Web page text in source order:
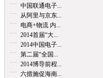
中国联通电子...
从阿里与京东...
电商+物流 内...
2014首届“大...
2014中国电子...
第二届“全国...
2014博导前程...
六措施促海南...